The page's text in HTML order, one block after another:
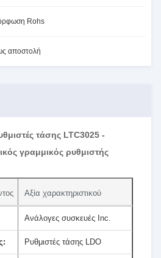
Rohs
αποστολή
τάσης LTC3025 -
γραμμικός ρυθμιστής
Αξία χαρακτηριστικού
Ανάλογες συσκευές Inc.
Ρυθμιστές τάσης LDO